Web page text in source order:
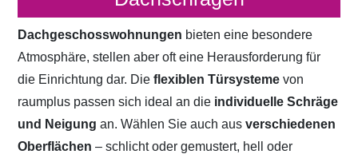
Dachgeschosswohnungen bieten eine besondere
Atmosphäre, stellen aber oft eine Herausforderung für
die Einrichtung dar. Dieflexiblen Türsystemevon
raumplus passen sich ideal an die individuelle Schräge
und Neigung an. Wählen Sie auch ausverschiedenen
Oberflächen – schlicht oder gemustert, hell oder